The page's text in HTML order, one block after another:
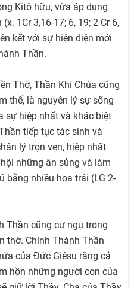
Kitô hữu, vừa áp dụng
1Cr 3,16-17; 6, 19; 2 Cr 6,
kết với sự hiện diện mới
Thần.
Thờ, Thần Khí Chúa cũng
thể, là nguyên lý sự sống
sự hiệp nhất và khác biệt
tiếp tục tác sinh và
lý trọn vẹn, hiệp nhất
những ân sủng và làm
bằng nhiều hoa trái (LG 2-
Thần cũng cư ngụ trong
thờ. Chính Thánh Thần
của Đức Giêsu rằng cả
hồn những người con của